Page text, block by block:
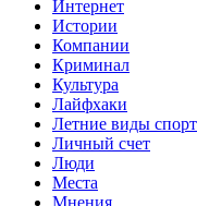
Интернет
Истории
Компании
Криминал
Культура
Лайфхаки
Летние виды
Личный счет
Люди
Места
Мнения